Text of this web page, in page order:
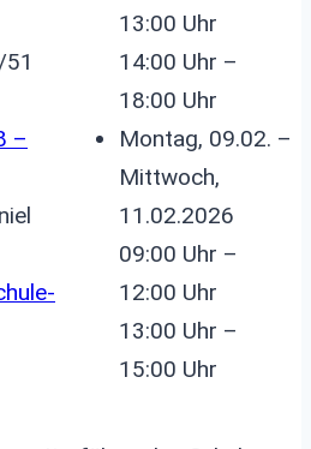
–
13:00 Uhr
14:00 Uhr –
18:00 Uhr
Montag, 09.02. –
Mittwoch,
11.02.2026
09:00 Uhr –
12:00 Uhr
13:00 Uhr –
15:00 Uhr